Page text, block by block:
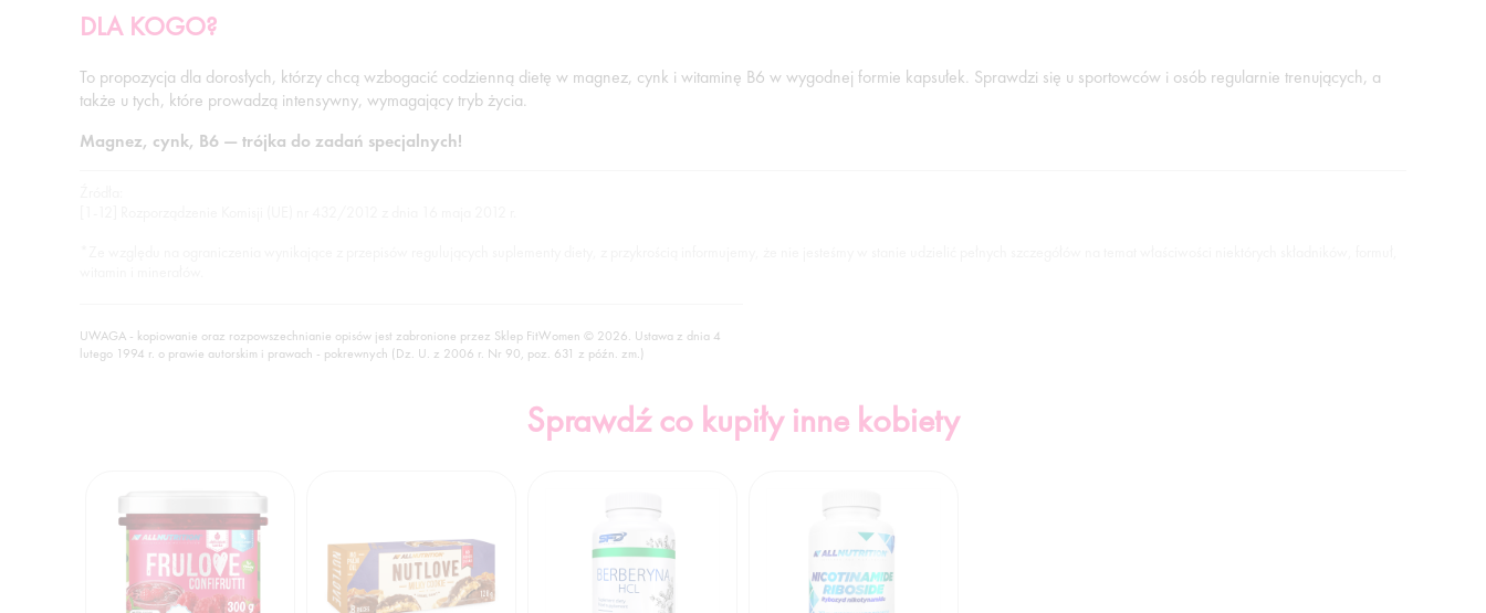
DLA KOGO?
To propozycja dla dorosłych, którzy chcą wzbogacić codzienną dietę w magnez, cynk i witaminę B6 w wygodnej formie kapsułek. Sprawdzi się u sportowców i osób regularnie trenujących, a
także u tych, które prowadzą intensywny, wymagający tryb życia.
Magnez, cynk, B6 — trójka do zadań specjalnych!
UWAGA - kopiowanie oraz rozpowszechnianie opisów jest zabronione przez Sklep FitWomen © 2026. Ustawa z dnia 4
lutego 1994 r. o prawie autorskim i prawach - pokrewnych (Dz. U. z 2006 r. Nr 90, poz. 631 z późn. zm.)
Sprawdź co kupiły inne kobiety